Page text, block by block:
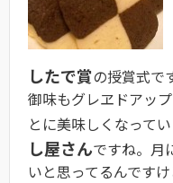
したで賞の授賞式で
御味もグレヱドアッ
とに美味しくなって
し屋さんですね。月
いと思ってるんです